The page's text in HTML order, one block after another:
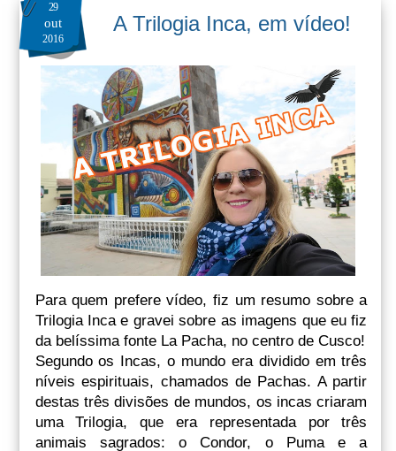
29
out
2016
A Trilogia Inca, em vídeo!
Para quem prefere vídeo, fiz um resumo sobre a
Trilogia Inca e gravei sobre as imagens que eu fiz
da belíssima fonte La Pacha, no centro de Cusco!
Segundo os Incas, o mundo era dividido em três
níveis espirituais, chamados de Pachas. A partir
destas três divisões de mundos, os incas criaram
uma Trilogia, que era representada por três
animais sagrados: o Condor, o Puma e a